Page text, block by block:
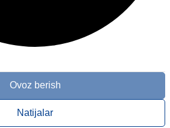
Ovoz berish
Natijalar